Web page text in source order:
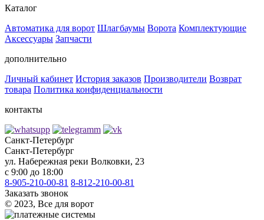
Каталог
Автоматика для ворот Шлагбаумы Ворота Комплектующие
Аксессуары Запчасти
дополнительно
Личный кабинет История заказов Производители Возврат
товара Политика конфиденциальности
контакты
Санкт-Петербург
Санкт-Петербург
ул. Набережная реки Волковки, 23
с 9:00 до 18:00
8-905-210-00-81 8-812-210-00-81
Заказать звонок
©️ 2023, Все для ворот